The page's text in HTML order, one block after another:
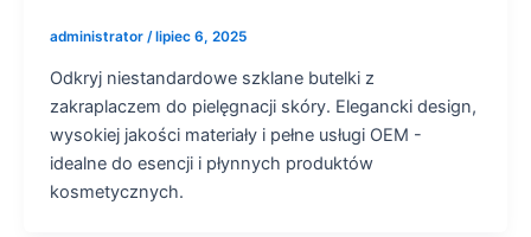
administrator /lipiec 6, 2025
Odkryj niestandardowe szklane butelki z
zakraplaczem do pielęgnacji skóry. Elegancki design,
wysokiej jakości materiały i pełne usługi OEM -
idealne do esencji i płynnych produktów
kosmetycznych.